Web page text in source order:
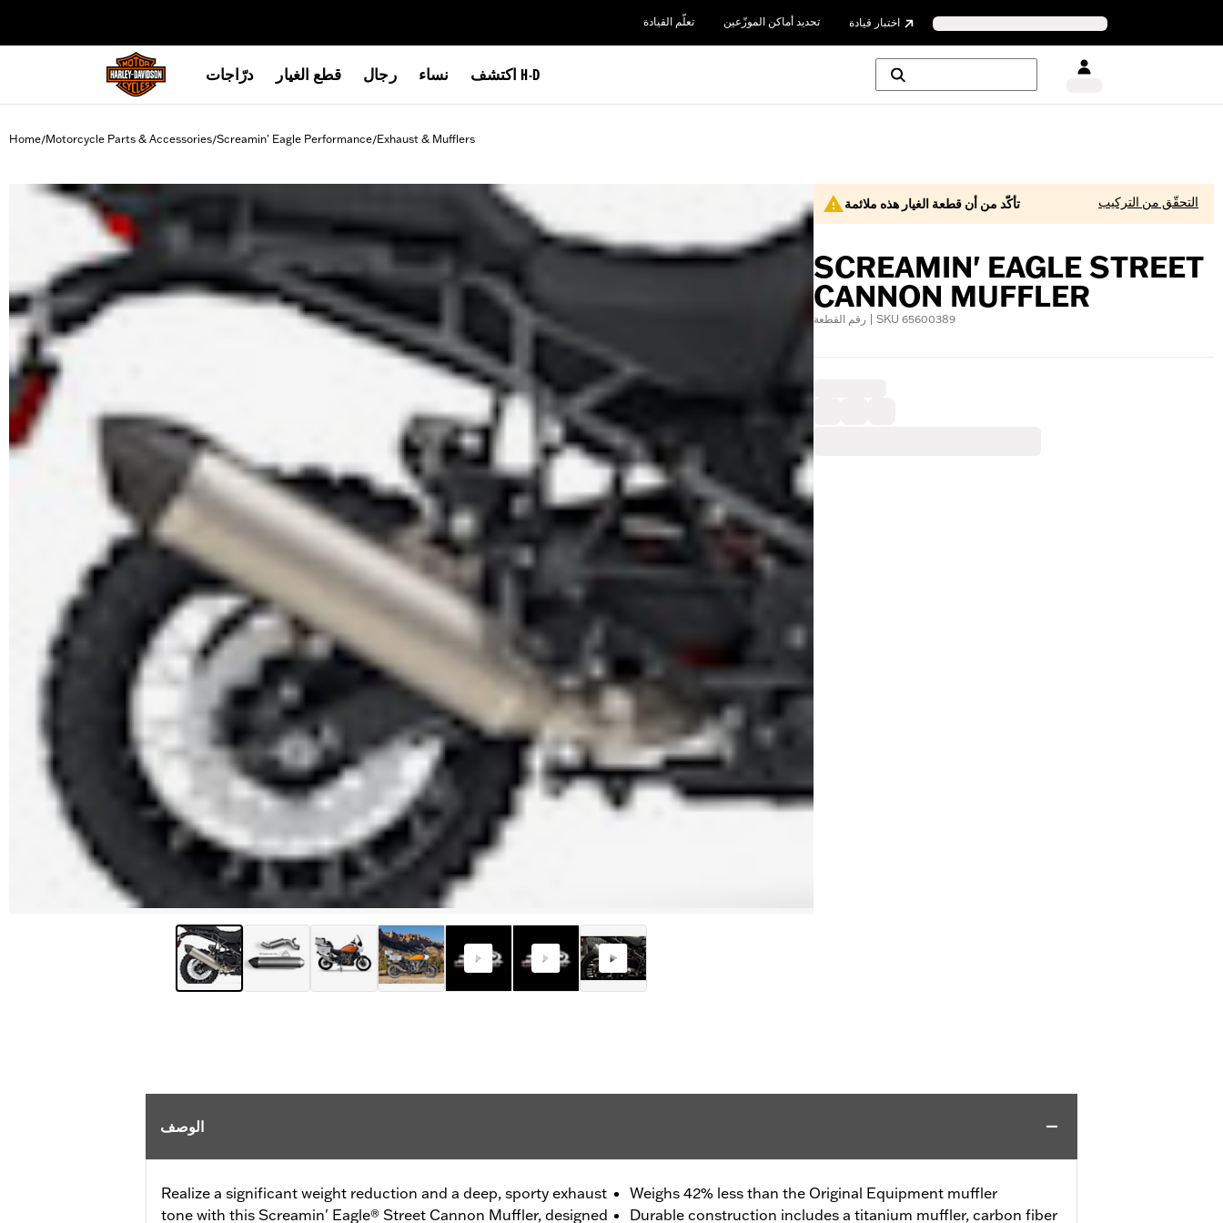
تعلّم القيادة تحديد أماكن الموزّعين اختبار قيادة
درّاجات قطع الغيار رجال نساء اكتشف H-D
Home/Motorcycle Parts & Accessories/Screamin' Eagle Performance/Exhaust & Mufflers
تأكّد من أن قطعة الغيار هذه ملائمة التحقّق من التركيب
SCREAMIN' EAGLE STREET
CANNON MUFFLER
رقم القطعة | SKU 65600389
الوصف
Realize a significant weight reduction and a deep, sporty exhaust
tone with this Screamin' Eagle® Street Cannon Muffler, designed
Weighs 42% less than the Original Equipment muffler
Durable construction includes a titanium muffler, carbon fiber